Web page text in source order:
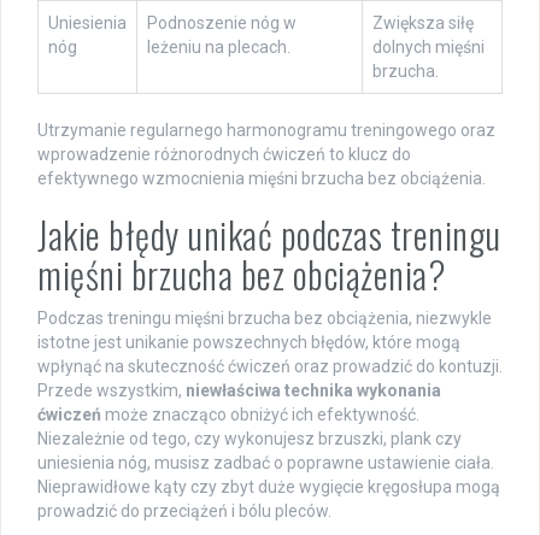
Uniesienia
nóg
Podnoszenie nóg w
leżeniu na plecach.
Zwiększa siłę
dolnych mięśni
brzucha.
Utrzymanie regularnego harmonogramu treningowego oraz
wprowadzenie różnorodnych ćwiczeń to klucz do
efektywnego wzmocnienia mięśni brzucha bez obciążenia.
Jakie błędy unikać podczas treningu
mięśni brzucha bez obciążenia?
Podczas treningu mięśni brzucha bez obciążenia, niezwykle
istotne jest unikanie powszechnych błędów, które mogą
wpłynąć na skuteczność ćwiczeń oraz prowadzić do kontuzji.
Przede wszystkim, niewłaściwa technika wykonania
ćwiczeń może znacząco obniżyć ich efektywność.
Niezależnie od tego, czy wykonujesz brzuszki, plank czy
uniesienia nóg, musisz zadbać o poprawne ustawienie ciała.
Nieprawidłowe kąty czy zbyt duże wygięcie kręgosłupa mogą
prowadzić do przeciążeń i bólu pleców.